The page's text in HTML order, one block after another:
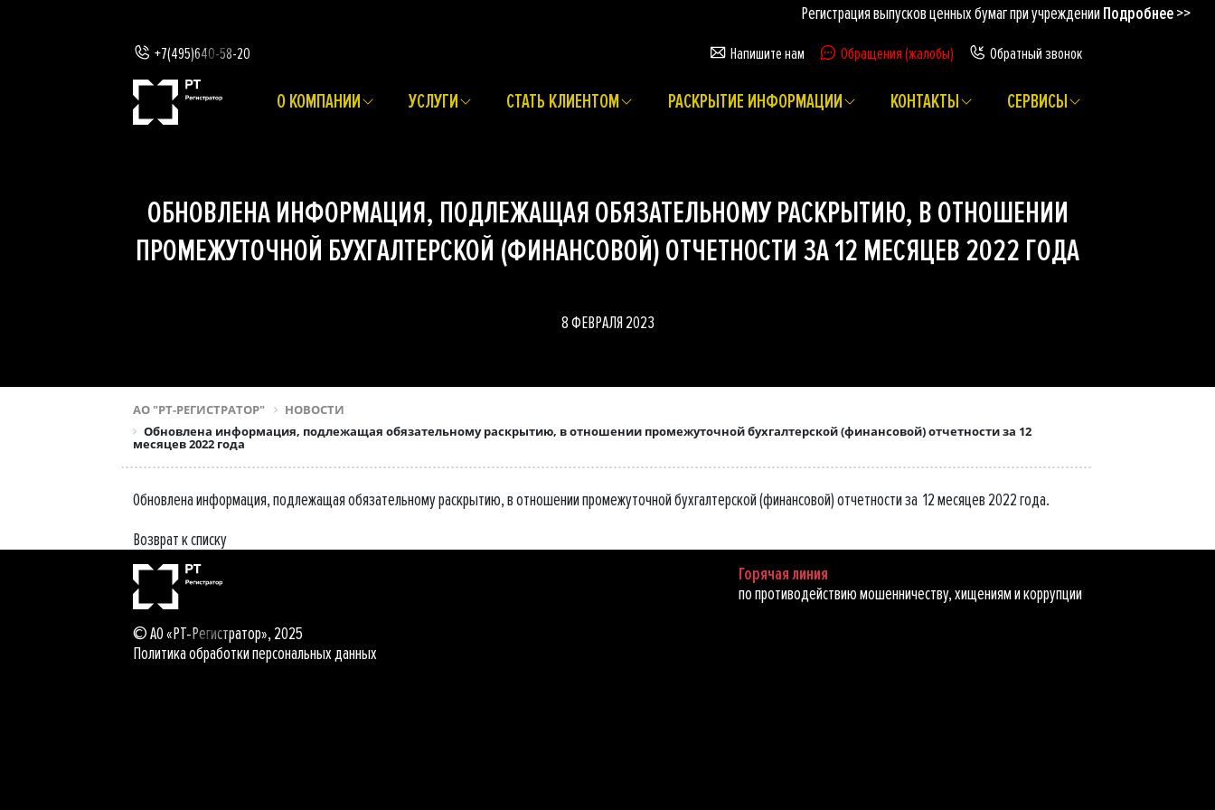
Регистрация выпусков ценных бумаг при учрежденииПодробнее >>
+7(495)640-58-20 Напишите нам Обращения (жалобы) Обратный звонок
О КОМПАНИИ УСЛУГИ СТАТЬ КЛИЕНТОМ РАСКРЫТИЕ ИНФОРМАЦИИ КОНТАКТЫ СЕРВИСЫ
ОБНОВЛЕНА ИНФОРМАЦИЯ, ПОДЛЕЖАЩАЯ ОБЯЗАТЕЛЬНОМУ РАСКРЫТИЮ, В ОТНОШЕНИИ
ПРОМЕЖУТОЧНОЙ БУХГАЛТЕРСКОЙ (ФИНАНСОВОЙ) ОТЧЕТНОСТИ ЗА 12 МЕСЯЦЕВ 2022 ГОДА
8 ФЕВРАЛЯ 2023
АО "РТ-РЕГИСТРАТОР"
НОВОСТИ
Обновлена информация, подлежащая обязательному раскрытию, в отношении промежуточной бухгалтерской (финансовой) отчетности за 12
месяцев 2022 года
Обновлена информация, подлежащая обязательному раскрытию, в отношении промежуточной бухгалтерской (финансовой) отчетности за 12 месяцев 2022 года.
Возврат к списку
Горячая линия
по противодействию мошенничеству, хищениям и коррупции
© АО «РТ-Регистратор», 2025
Политика обработки персональных данных